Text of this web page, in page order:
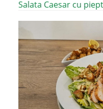
Salata Caesar cu